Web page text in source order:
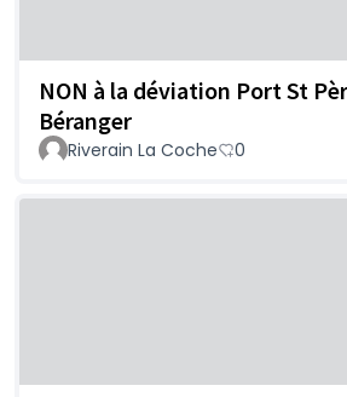
NON à la déviation Port St
Béranger
Riverain La Coche 0